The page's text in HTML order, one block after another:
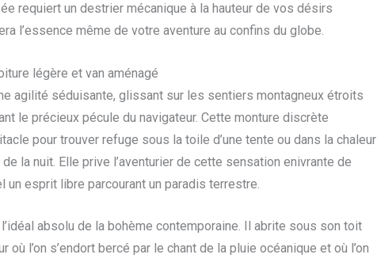
requiert un destrier mécanique à la hauteur de vos désirs
l’essence même de votre aventure au confins du globe.
légère et van aménagé
agilité séduisante, glissant sur les sentiers montagneux étroits
le précieux pécule du navigateur. Cette monture discrète
pour trouver refuge sous la toile d’une tente ou dans la chaleur
la nuit. Elle prive l’aventurier de cette sensation enivrante de
esprit libre parcourant un paradis terrestre.
absolu de la bohème contemporaine. Il abrite sous son toit
où l’on s’endort bercé par le chant de la pluie océanique et où l’on